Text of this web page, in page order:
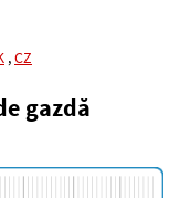
,CZ
gazdă